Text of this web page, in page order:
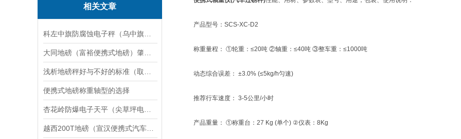
相关文章
便携式地磅称重轴型的选择
产品型号：SCS-XC-D2
称重量程： ①轮重：≤20吨 ②轴重：≤40吨 ③整车重：≤1000吨
动态综合误差： ±3.0% (≤5kg/h匀速)
推荐行车速度： 3-5公里/小时
产品重量： ①称重台：27 Kg (单个) ②仪表：8Kg